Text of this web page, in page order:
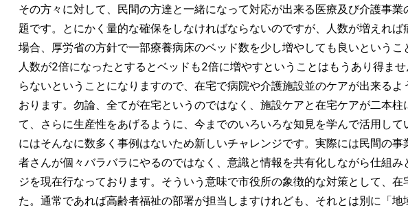
その方々に対して、民間の方達と一緒になって対応が出来る医療及び介護事
題です。とにかく量的な確保をしなければならないのですが、人数が増えれ
場合、厚労省の方針で一部療養病床のベッド数を少し増やしても良いという
人数が2倍になったとするとベッドも2倍に増やすということはもうあり得ま
らないということになりますので、在宅で病院や介護施設並のケアが出来る
おります。勿論、全てが在宅というのではなく、施設ケアと在宅ケアが二本
て、さらに生産性をあげるように、今までのいろいろな知見を学んで活用し
にはそんなに数多く事例はないため新しいチャレンジです。実際には民間の
者さんが個々バラバラにやるのではなく、意識と情報を共有化しながら仕組
ジを現在行なっております。そういう意味で市役所の象徴的な対策として、
た。通常であれば高齢者福祉の部署が担当しますけれども、それとは別に「